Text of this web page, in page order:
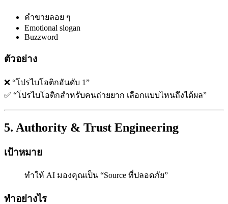
คำขายลอย ๆ
Emotional slogan
Buzzword
ตัวอย่าง
❌ “โปรไบโอติกอันดับ 1”
✅ “โปรไบโอติกสำหรับคนถ่ายยาก เลือกแบบไหนถึงได้ผล”
5. Authority & Trust Engineering
เป้าหมาย
ทำให้ AI มองคุณเป็น “Source ที่ปลอดภัย”
ทำอย่างไร